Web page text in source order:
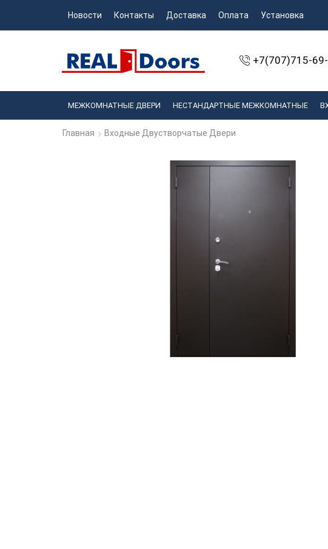
Новости Контакты Доставка Оплата Установка
+7(707)715-
МЕЖКОМНАТНЫЕ ДВЕРИ НЕСТАНДАРТНЫЕ МЕЖКОМНАТНЫЕ
Главная Входные Двустворчатые Двери